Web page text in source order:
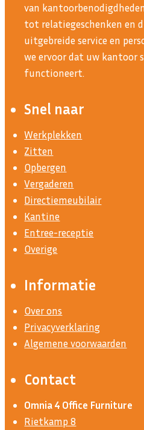
van
tot relatiegeschenken en
uitgebreide service en
we ervoor dat uw kantoor
functioneert.
Snel naar
Werkplekken
Zitten
Opbergen
Vergaderen
Directiemeubilair
Kantine
Entree-receptie
Overige
Informatie
Over ons
Privacyverklaring
Algemene voorwaarden
Contact
Omnia 4 Office Furniture
Rietkamp 8